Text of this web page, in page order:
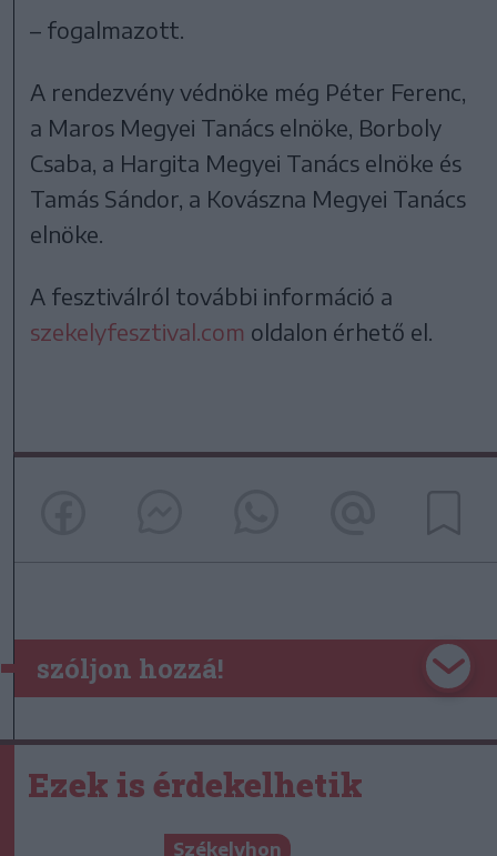
– fogalmazott.
A rendezvény védnöke még Péter Ferenc,
a Maros Megyei Tanács elnöke, Borboly
Csaba, a Hargita Megyei Tanács elnöke és
Tamás Sándor, a Kovászna Megyei Tanács
elnöke.
A fesztiválról további információ a
szekelyfesztival.com oldalon érhető el.
szóljon hozzá!
Ezek is érdekelhetik
Székelyhon